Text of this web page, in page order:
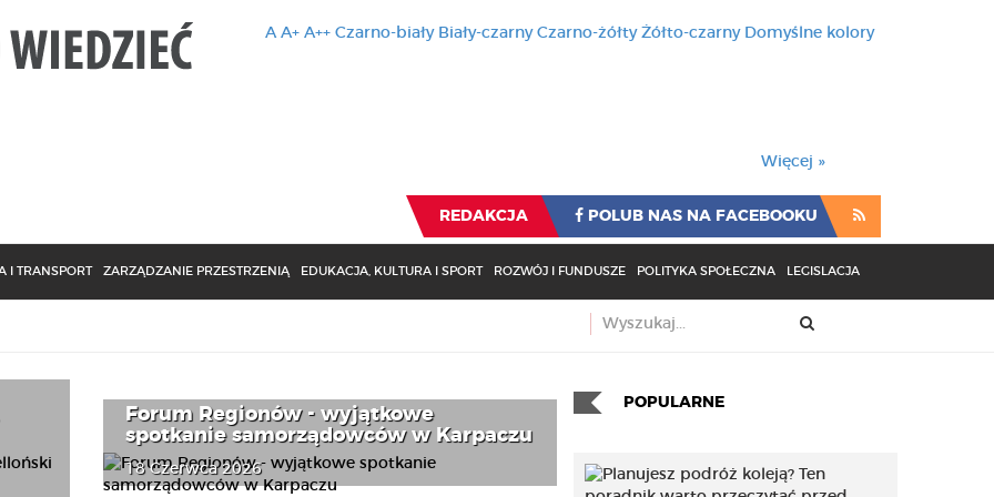
A A+ A++ Czarno-biały Biały-czarny Czarno-żółty Żółto-czarny Domyślne kolory
Więcej »
REDAKCJA POLUB NAS NA FACEBOOKU
I TRANSPORT ZARZĄDZANIE PRZESTRZENIĄ EDUKACJA, KULTURA I SPORT ROZWÓJ I FUNDUSZE POLITYKA SPOŁECZNA LEGISLACJA
Forum Regionów - wyjątkowe
spotkanie samorządowców w Karpaczu
18 Czerwca 2026
POPULARNE